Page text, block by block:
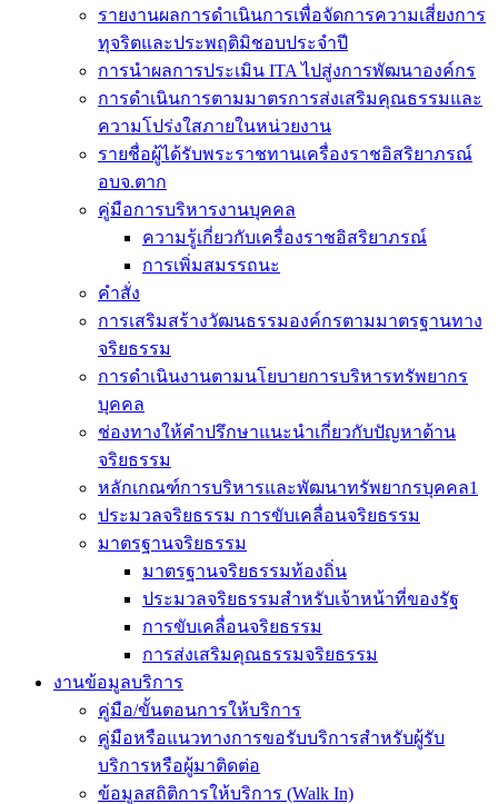
รายงานผลการดำเนินการเพื่อจัดการความเสี่ยงการ
ทุจริตและประพฤติมิชอบประจำปี
การนำผลการประเมิน ITA ไปสู่งการพัฒนาองค์กร
การดำเนินการตามมาตรการส่งเสริมคุณธรรมและ
ความโปร่งใสภายในหน่วยงาน
รายชื่อผู้ได้รับพระราชทานเครื่องราชอิสริยาภรณ์
อบจ.ตาก
คู่มือการบริหารงานบุคคล
ความรู้เกี่ยวกับเครื่องราชอิสริยาภรณ์
การเพิ่มสมรรถนะ
คำสั่ง
การเสริมสร้างวัฒนธรรมองค์กรตามมาตรฐานทาง
จริยธรรม
การดำเนินงานตามนโยบายการบริหารทรัพยากร
บุคคล
ช่องทางให้คำปรึกษาแนะนำเกี่ยวกับปัญหาด้าน
จริยธรรม
หลักเกณฑ์การบริหารและพัฒนาทรัพยากรบุคคล1
ประมวลจริยธรรม การขับเคลื่อนจริยธรรม
มาตรฐานจริยธรรม
มาตรฐานจริยธรรมท้องถิ่น
ประมวลจริยธรรมสำหรับเจ้าหน้าที่ของรัฐ
การขับเคลื่อนจริยธรรม
การส่งเสริมคุณธรรมจริยธรรม
งานข้อมูลบริการ
คู่มือ/ขั้นตอนการให้บริการ
คู่มือหรือแนวทางการขอรับบริการสำหรับผู้รับ
บริการหรือผู้มาติดต่อ
ข้อมูลสถิติการให้บริการ (Walk In)